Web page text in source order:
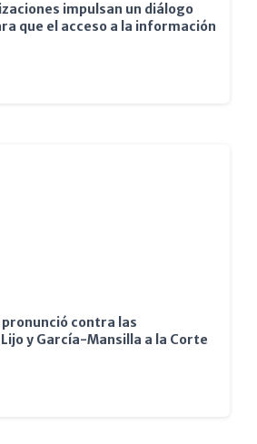
impulsan un diálogo
que el acceso a la información
pronunció contra las
y García-Mansilla a la Corte